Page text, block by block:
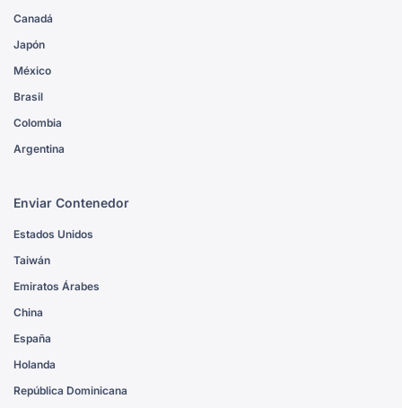
Canadá
Japón
México
Brasil
Colombia
Argentina
Enviar Contenedor
Estados Unidos
Taiwán
Emiratos Árabes
China
España
Holanda
República Dominicana